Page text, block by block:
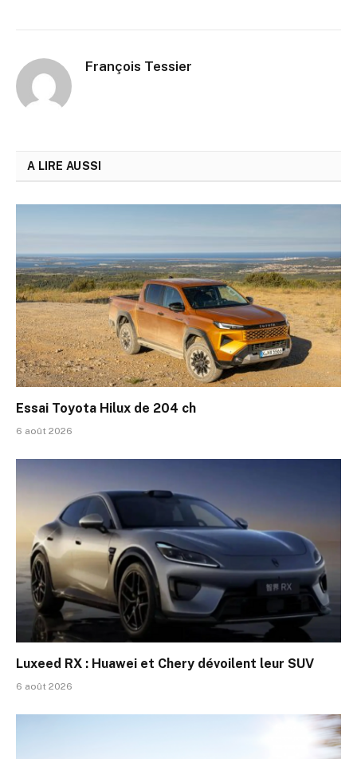
François Tessier
A LIRE AUSSI
Essai Toyota Hilux de 204 ch
6 août 2026
Luxeed RX : Huawei et Chery dévoilent leur SUV
6 août 2026